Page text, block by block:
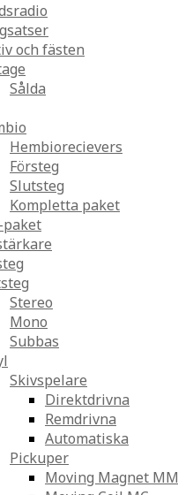
och fästen
Sålda
Hembiorecievers
Försteg
Slutsteg
Kompletta paket
Stereo
Mono
Subbas
Skivspelare
Direktdrivna
Remdrivna
Automatiska
Pickuper
Moving Magnet MM